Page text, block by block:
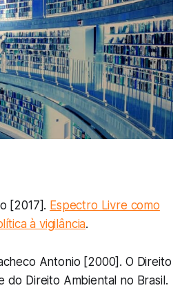
[2017]. Espectro Livre como
à vigilância.
Antonio [2000]. O Direito
do Direito Ambiental no Brasil.